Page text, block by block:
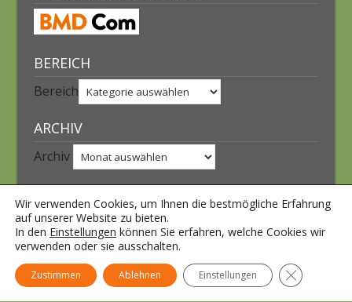
BEREICH
Bereich
ARCHIV
Archiv
Anmelden
Eintrags-Feed
WordPress.org
Wir verwenden Cookies, um Ihnen die bestmögliche Erfahrung
auf unserer Website zu bieten.
In den Einstellungen können Sie erfahren, welche Cookies wir
verwenden oder sie ausschalten.
Zustimmen Ablehnen Einstellungen GDPR